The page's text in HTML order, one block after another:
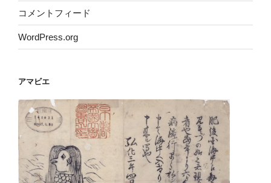
コメントフィード
WordPress.org
アマビエ